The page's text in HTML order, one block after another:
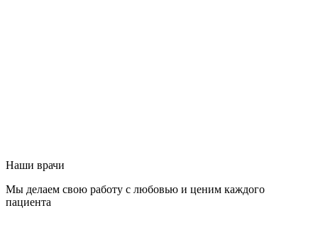
Наши врачи
Мы делаем свою работу с любовью и ценим каждого
пациента